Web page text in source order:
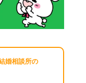
婚相談所の